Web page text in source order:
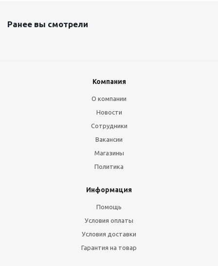
Ранее вы смотрели
Компания
О компании
Новости
Сотрудники
Вакансии
Магазины
Политика
Информация
Помощь
Условия оплаты
Условия доставки
Гарантия на товар